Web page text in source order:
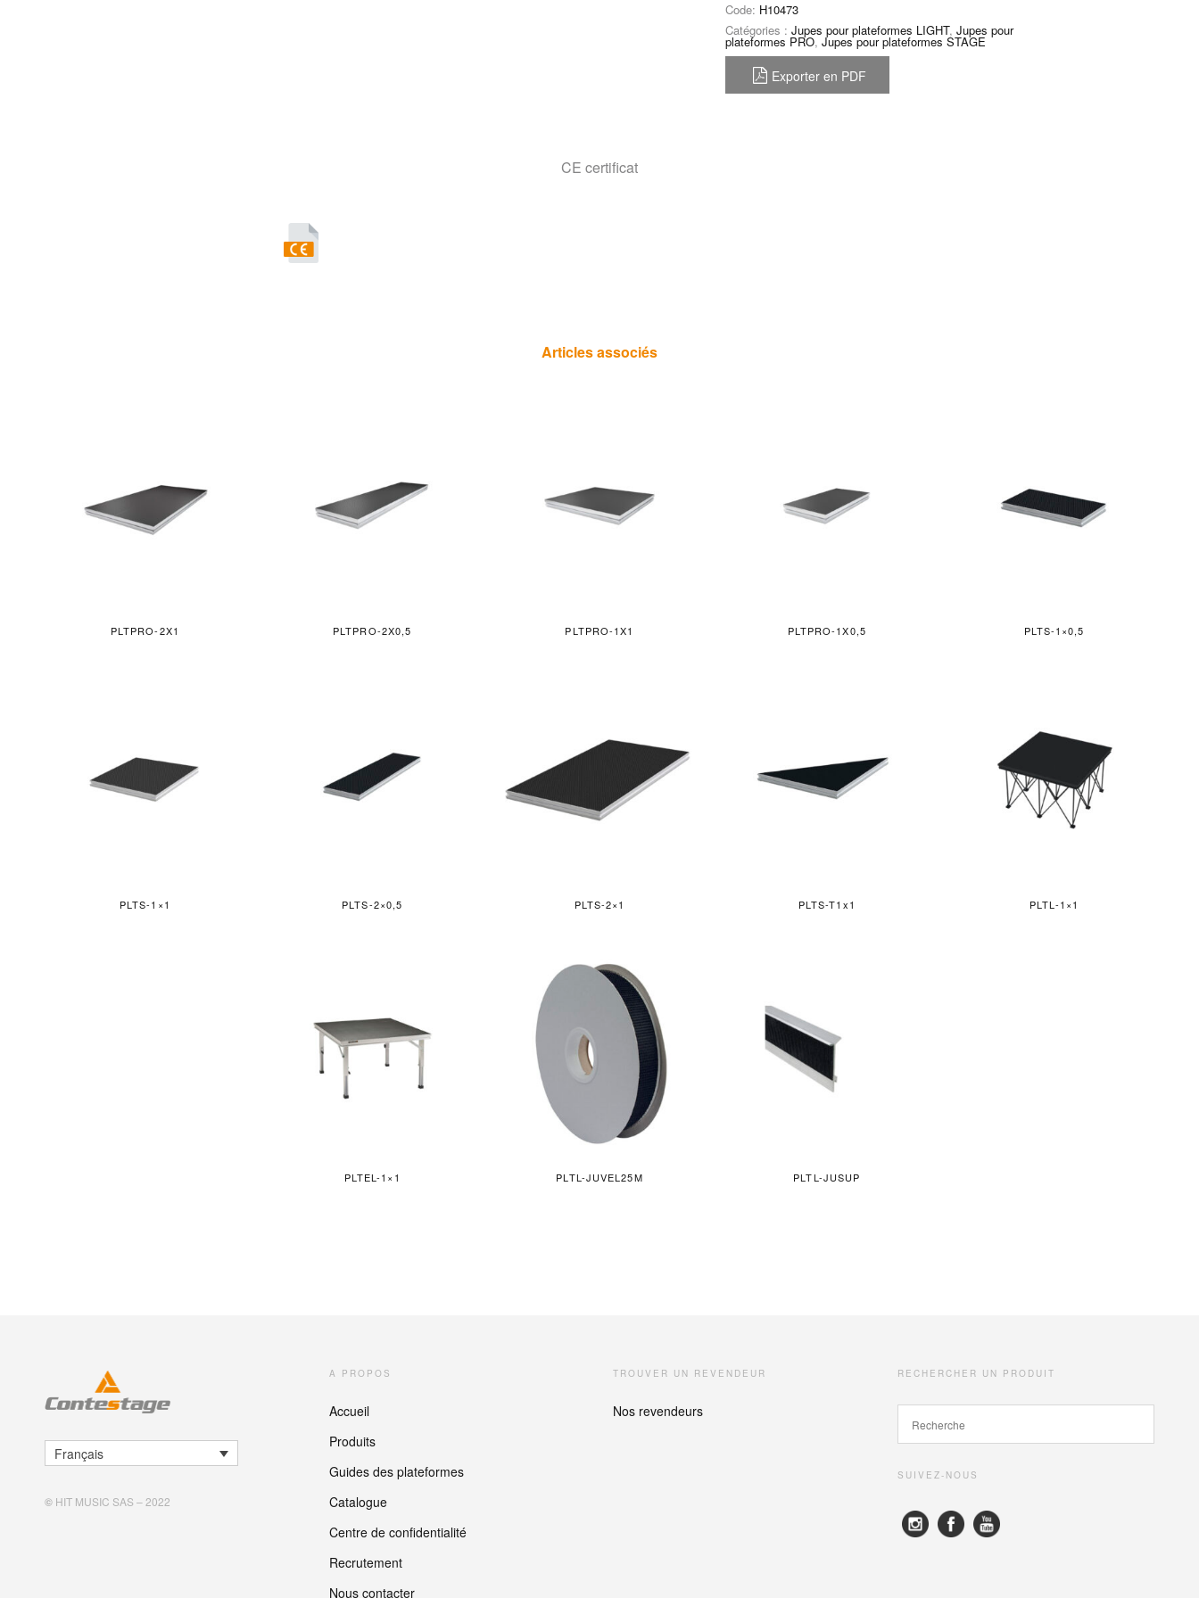
Code: H10473
Catégories :Jupes pour plateformes LIGHT,Jupes pour
plateformes PRO,Jupes pour plateformes STAGE
Exporter en PDF
CE certificat
Articles associés
PLTPRO-2X1 PLTPRO-2X0,5 PLTPRO-1X1 PLTPRO-1X0,5 PLTS-1×0,5
PLTS-1×1 PLTS-2×0,5 PLTS-2×1 PLTS-T1x1 PLTL-1×1
PLTEL-1×1 PLTL-JUVEL25M PLTL-JUSUP
Français
© HIT MUSIC SAS – 2022
A PROPOS
Accueil
Produits
Guides des plateformes
Catalogue
Centre de confidentialité
Recrutement
Nous contacter
TROUVER UN REVENDEUR
Nos revendeurs
RECHERCHER UN PRODUIT
SUIVEZ-NOUS